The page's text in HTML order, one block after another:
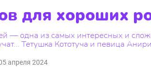
для хороших
— одна из самых интересных и
Тетушка Кототуча и певица
апреля 2024